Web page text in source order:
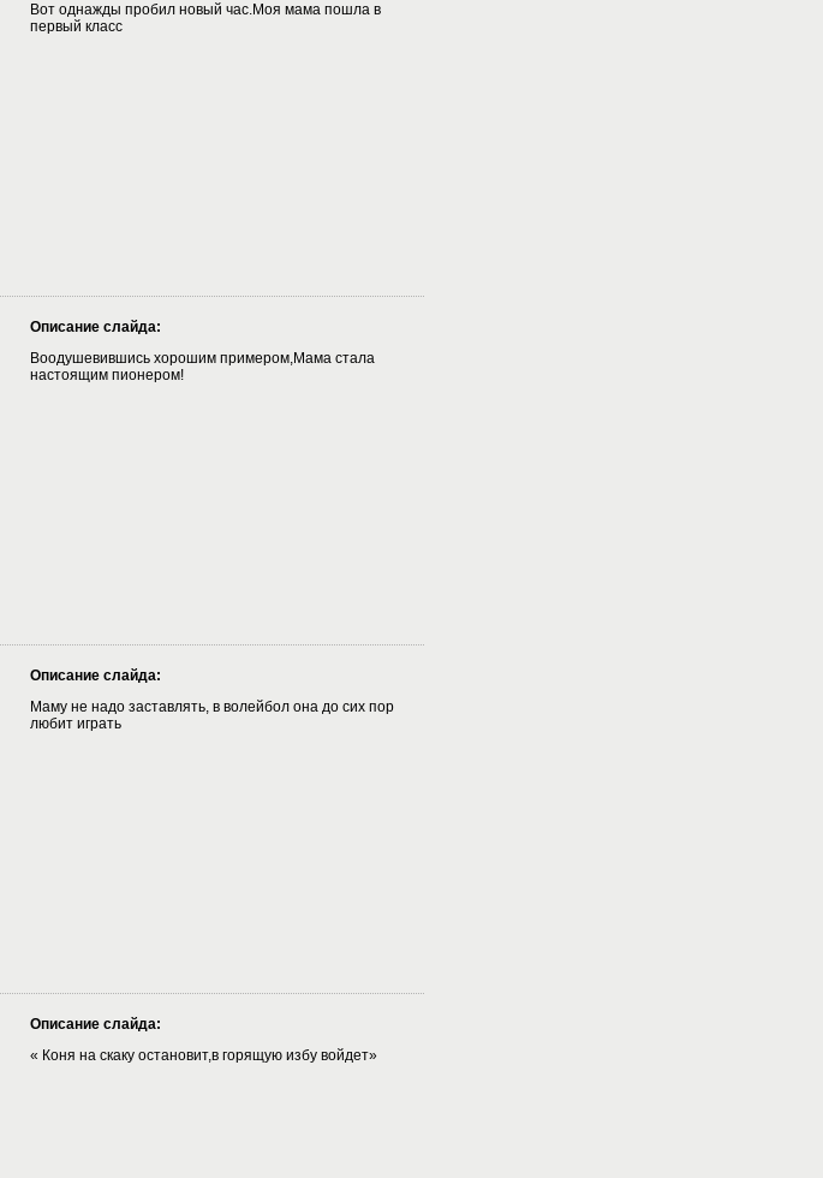
Вот однажды пробил новый час.Моя мама пошла в
первый класс
Описание слайда:
Воодушевившись хорошим примером,Мама стала
настоящим пионером!
Описание слайда:
Маму не надо заставлять, в волейбол она до сих пор
любит играть
Описание слайда:
« Коня на скаку остановит,в горящую избу войдет»